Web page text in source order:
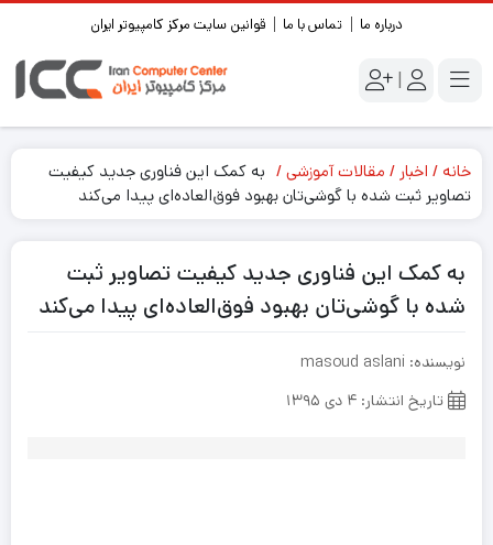
درباره ما تماس با ما قوانین سایت مرکز کامپیوتر ایران
|
خانه اخبار مقالات آموزشی
به کمک این فناوری جدید کیفیت
تصاویر ثبت شده با گوشی‌تان بهبود فوق‌العاده‌ای پیدا می‌کند
به کمک این فناوری جدید کیفیت تصاویر ثبت
شده با گوشی‌تان بهبود فوق‌العاده‌ای پیدا می‌کند
نویسنده: masoud aslani
تاریخ انتشار: ۴ دی ۱۳۹۵